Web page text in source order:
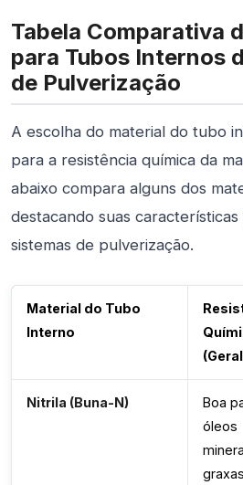
Tabela Comparativa
para Tubos Internos
de Pulverização
A escolha do material do tubo
para a resistência química da
abaixo compara alguns dos
destacando suas
sistemas de pulverização.
Material do Tubo
Interno
Nitrila (Buna-N)
Boa
óleos